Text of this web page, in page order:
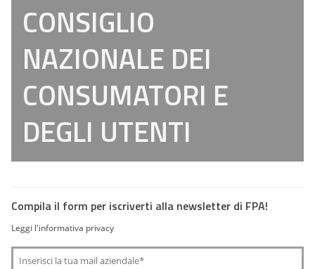
CONSIGLIO
NAZIONALE DEI
CONSUMATORI E
DEGLI UTENTI
Compila il form per iscriverti alla newsletter di FPA!
Leggi l'informativa privacy